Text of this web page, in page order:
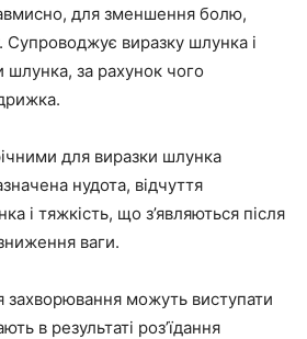
для зменшення болю,
виразку шлунка і
за рахунок чого
для виразки шлунка
нудота, відчуття
і тяжкість, що з’являються після
ваги.
захворювання можуть виступати
в результаті роз’їдання